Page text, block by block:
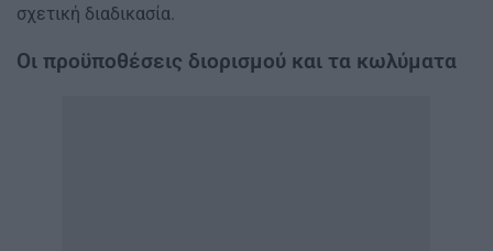
σχετική διαδικασία.
Οι προϋποθέσεις διορισμού και τα κωλύματα